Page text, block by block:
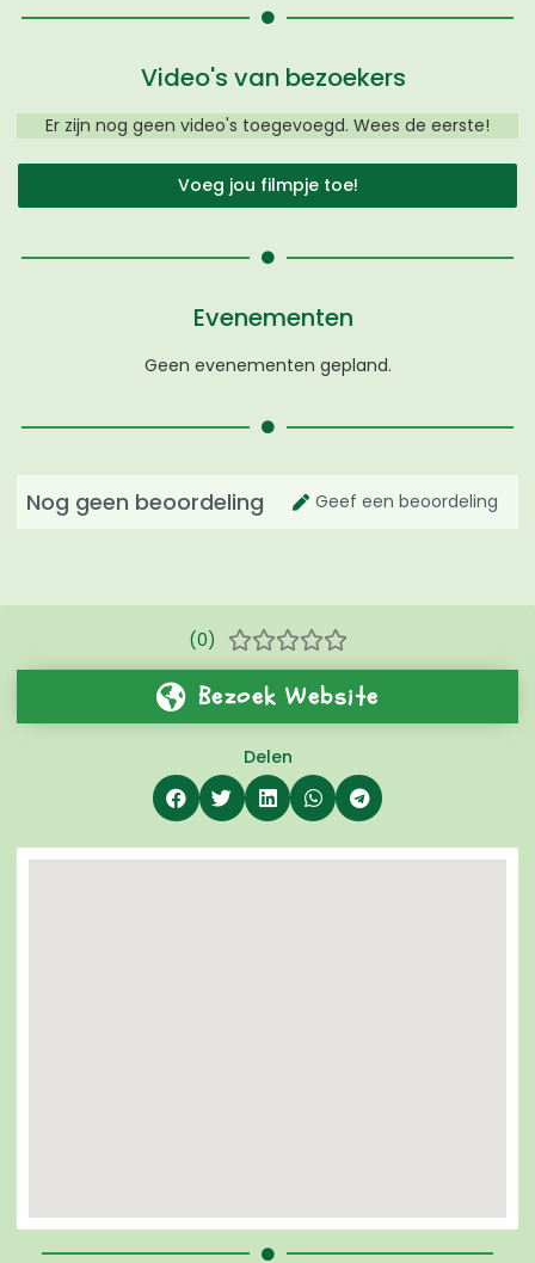
(0) 
Bezoek Website
Delen
Video's van bezoekers
Er zijn nog geen video's toegevoegd. Wees de eerste!
Voeg jou filmpje toe!
Evenementen
Geen evenementen gepland.
Nog geen beoordeling Geef een beoordeling